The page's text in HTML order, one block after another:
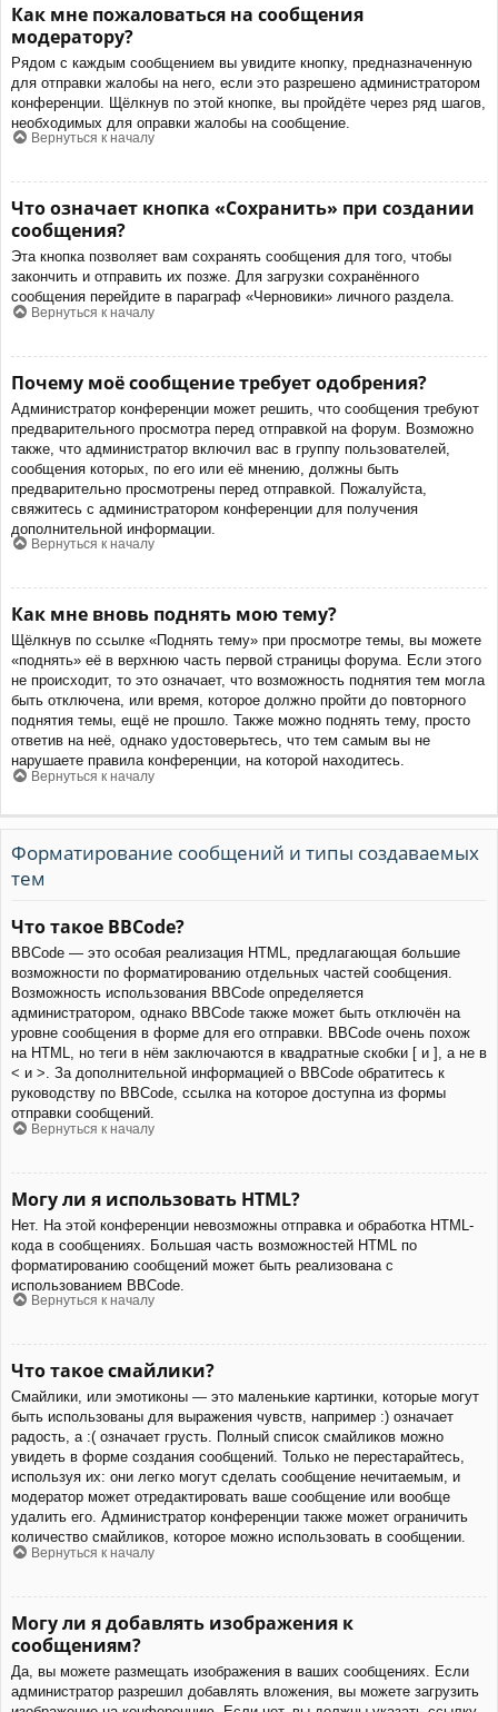
Как мне пожаловаться на сообщения
модератору?
Рядом с каждым сообщением вы увидите кнопку, предназначенную
для отправки жалобы на него, если это разрешено администратором
конференции. Щёлкнув по этой кнопке, вы пройдёте через ряд шагов,
необходимых для оправки жалобы на сообщение.
Вернуться к началу
Что означает кнопка «Сохранить» при создании
сообщения?
Эта кнопка позволяет вам сохранять сообщения для того, чтобы
закончить и отправить их позже. Для загрузки сохранённого
сообщения перейдите в параграф «Черновики» личного раздела.
Вернуться к началу
Почему моё сообщение требует одобрения?
Администратор конференции может решить, что сообщения требуют
предварительного просмотра перед отправкой на форум. Возможно
также, что администратор включил вас в группу пользователей,
сообщения которых, по его или её мнению, должны быть
предварительно просмотрены перед отправкой. Пожалуйста,
свяжитесь с администратором конференции для получения
дополнительной информации.
Вернуться к началу
Как мне вновь поднять мою тему?
Щёлкнув по ссылке «Поднять тему» при просмотре темы, вы можете
«поднять» её в верхнюю часть первой страницы форума. Если этого
не происходит, то это означает, что возможность поднятия тем могла
быть отключена, или время, которое должно пройти до повторного
поднятия темы, ещё не прошло. Также можно поднять тему, просто
ответив на неё, однако удостоверьтесь, что тем самым вы не
нарушаете правила конференции, на которой находитесь.
Вернуться к началу
Форматирование сообщений и типы создаваемых
тем
Что такое BBCode?
BBCode — это особая реализация HTML, предлагающая большие
возможности по форматированию отдельных частей сообщения.
Возможность использования BBCode определяется
администратором, однако BBCode также может быть отключён на
уровне сообщения в форме для его отправки. BBCode очень похож
на HTML, но теги в нём заключаются в квадратные скобки [ и ], а не в
< и >. За дополнительной информацией о BBCode обратитесь к
руководству по BBCode, ссылка на которое доступна из формы
отправки сообщений.
Вернуться к началу
Могу ли я использовать HTML?
Нет. На этой конференции невозможны отправка и обработка HTML-
кода в сообщениях. Большая часть возможностей HTML по
форматированию сообщений может быть реализована с
использованием BBCode.
Вернуться к началу
Что такое смайлики?
Смайлики, или эмотиконы — это маленькие картинки, которые могут
быть использованы для выражения чувств, например :) означает
радость, а :( означает грусть. Полный список смайликов можно
увидеть в форме создания сообщений. Только не перестарайтесь,
используя их: они легко могут сделать сообщение нечитаемым, и
модератор может отредактировать ваше сообщение или вообще
удалить его. Администратор конференции также может ограничить
количество смайликов, которое можно использовать в сообщении.
Вернуться к началу
Могу ли я добавлять изображения к
сообщениям?
Да, вы можете размещать изображения в ваших сообщениях. Если
администратор разрешил добавлять вложения, вы можете загрузить